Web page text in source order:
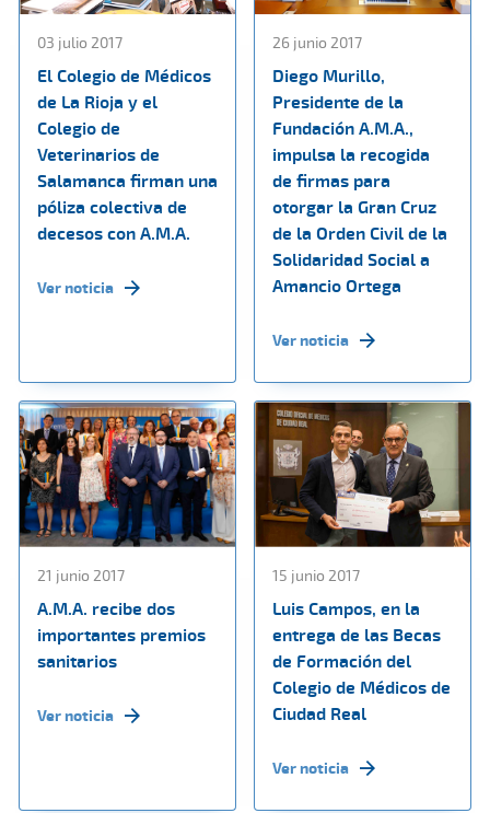
03 julio 2017
El Colegio de Médicos
de La Rioja y el
Colegio de
Veterinarios de
Salamanca firman una
póliza colectiva de
decesos con A.M.A.
Ver noticia
26 junio 2017
Diego Murillo,
Presidente de la
Fundación A.M.A.,
impulsa la recogida
de firmas para
otorgar la Gran Cruz
de la Orden Civil de la
Solidaridad Social a
Amancio Ortega
Ver noticia
21 junio 2017
A.M.A. recibe dos
importantes premios
sanitarios
Ver noticia
15 junio 2017
Luis Campos, en la
entrega de las Becas
de Formación del
Colegio de Médicos de
Ciudad Real
Ver noticia